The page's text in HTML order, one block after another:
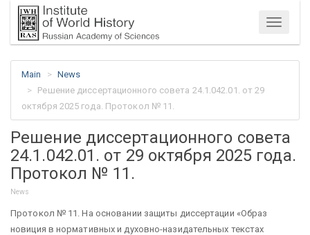
Menu
Main
News
Решение диссертационного совета 24.1.042.01. от 29
октября 2025 года. Протокол № 11.
Решение диссертационного совета
24.1.042.01. от 29 октября 2025 года.
Протокол № 11.
News
Протокол № 11. На основании защиты диссертации «Образ
новиция в нормативных и духовно-назидательных текстах